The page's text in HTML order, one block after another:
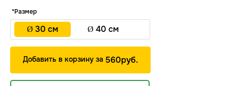
*Размер
Ø 30 см Ø 40 см
Добавить в корзину за 560руб.